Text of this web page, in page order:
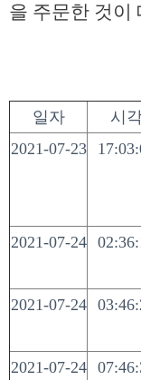
을 주문한 것이
일자 시
2021-07-23
2021-07-24
2021-07-24
2021-07-24